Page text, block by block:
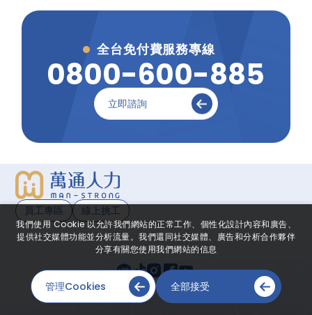
全台免付費服務專線
0800-600-885
立即諮詢
員工專區 線上挑工
© 2026 © MAN-STRONG All Rights Reserved. iBest
我們使用 Cookie 以允許我們網站的正常工作、個性化設計內容和廣告、
提供社交媒體功能並分析流量。我們還同社交媒體、廣告和分析合作夥伴
分享有關您使用我們網站的信息
管理Cookies 全部接受